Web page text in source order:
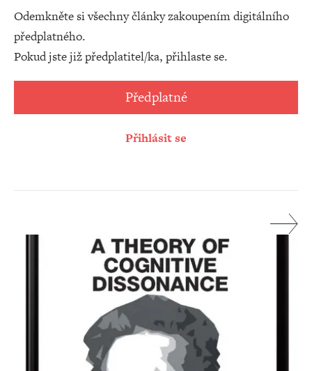
Odemkněte si všechny články zakoupením digitálního
předplatného.
Pokud jste již předplatitel/ka, přihlaste se.
Předplatné
Přihlásit se